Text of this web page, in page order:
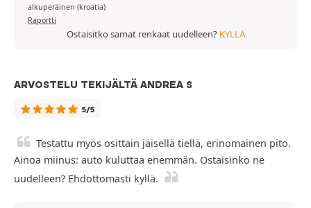
alkuperäinen (kroatia)
Raportti
Ostaisitko samat renkaat uudelleen? KYLLÄ
ARVOSTELU TEKIJÄLTÄ ANDREA S
5/5
Testattu myös osittain jäisellä tiellä, erinomainen pito.
Ainoa miinus: auto kuluttaa enemmän. Ostaisinko ne
uudelleen? Ehdottomasti kyllä.